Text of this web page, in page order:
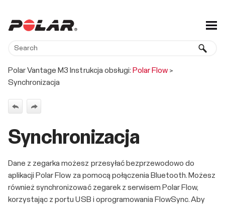
Skip To Main Content
Polar Vantage M3 Instrukcja obsługi: Polar Flow >
Synchronizacja
Synchronizacja
Dane z zegarka możesz przesyłać bezprzewodowo do
aplikacji Polar Flow za pomocą połączenia Bluetooth. Możesz
również synchronizować zegarek z serwisem Polar Flow,
korzystając z portu USB i oprogramowania FlowSync. Aby